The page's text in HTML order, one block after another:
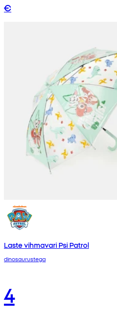
€
Laste vihmavari Psi Patrol
dinosaurustega
4